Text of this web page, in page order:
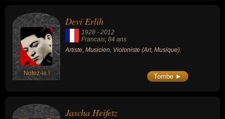
Notez-le !
Devi Erlih
1928 - 2012
Francais, 84 ans
Artiste, Musicien, Violoniste (Art, Musique).
Tombe ►
Jascha Heifetz